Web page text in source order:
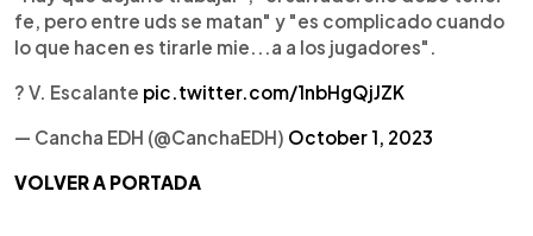
fe, pero entre uds se matan" y "es complicado cuando
lo que hacen es tirarle mie...a a los jugadores".
? V. Escalante pic.twitter.com/1nbHgQjJZK
— Cancha EDH (@CanchaEDH) October 1, 2023
VOLVER A PORTADA